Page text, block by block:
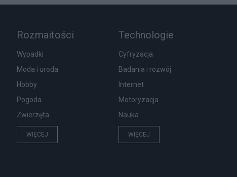
Rozmaitości
Wypadki
Moda i uroda
Hobby
Pogoda
Zwierzęta
WIĘCEJ
Technologie
Cyfryzacja
Badania i rozwój
Internet
Motoryzacja
Nauka
WIĘCEJ